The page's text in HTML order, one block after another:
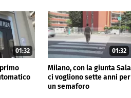
01:32 01:32
Milano, con la giunta Sala
ci vogliono sette anni per
un semaforo